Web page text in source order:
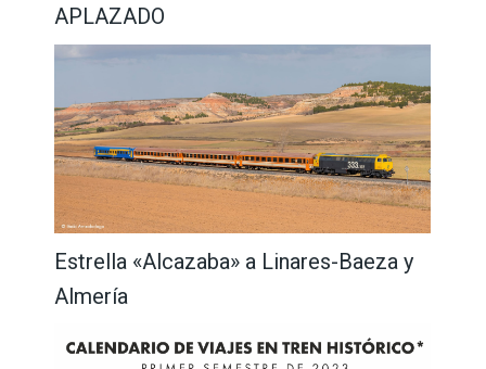
APLAZADO
Estrella «Alcazaba» a Linares-Baeza y
Almería